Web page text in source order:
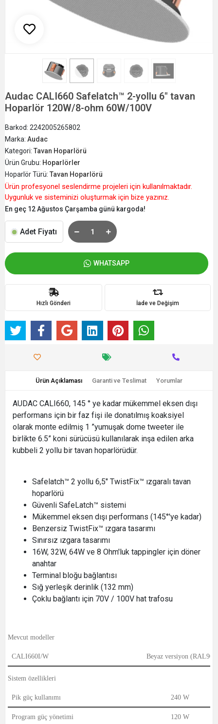
Audac CALI660 Safelatch™ 2-yollu 6" tavan
Hoparlör 120W/8-ohm 60W/100V
Barkod: 2242005265802
Marka: Audac
Kategori: Tavan Hoparlörü
Ürün Grubu: Hoparlörler
Hoparlör Türü: Tavan Hoparlörü
Ürün profesyonel seslendirme projeleri için kullanılmaktadır.
Uygunluk ve sisteminizi oluşturmak için bize yazınız.
En geç 12 Ağustos Çarşamba günü kargoda!
Adet Fiyatı
WHATSAPP
Hızlı Gönderi İade ve Değişim
Ürün Açıklaması Garanti ve Teslimat Yorumlar
AUDAC CALI660, 145 ° ye kadar mükemmel eksen dışı
performans için bir faz fişi ile donatılmış koaksiyel
olarak monte edilmiş 1 ”yumuşak dome tweeter ile
birlikte 6.5” koni sürücüsü kullanılarak inşa edilen arka
kubbeli 2 yollu bir tavan hoparlörüdür.
Safelatch™ 2 yollu 6,5" TwistFix™ ızgaralı tavan
hoparlörü
Güvenli SafeLatch™ sistemi
Mükemmel eksen dışı performans (145°'ye kadar)
Benzersiz TwistFix™ ızgara tasarımı
Sınırsız ızgara tasarımı
16W, 32W, 64W ve 8 Ohm'luk tappingler için döner
anahtar
Terminal bloğu bağlantısı
Sığ yerleşik derinlik (132 mm)
Çoklu bağlantı için 70V / 100V hat trafosu
Mevcut modeller
CALI660I/W Beyaz versiyon
Sistem özellikleri
Pik güç kullanımı 240 W
Program güç yönetimi 120 W